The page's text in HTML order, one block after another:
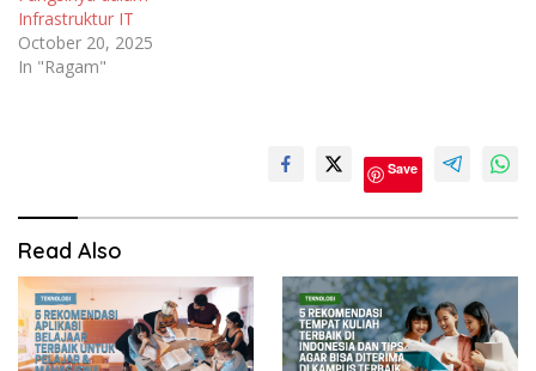
Infrastruktur IT
October 20, 2025
In "Ragam"
Save
Read Also